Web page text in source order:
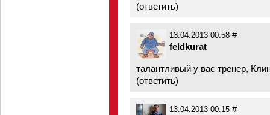
(ответить)
13.04.2013 00:58 #
feldkurat
талантливый у вас тренер,
(ответить)
13.04.2013 00:15 #